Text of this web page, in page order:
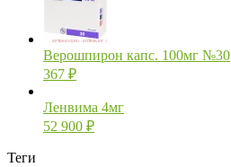
Верошпирон капс. 100мг №30
367 ₽
Ленвима 4мг
52 900 ₽
Теги